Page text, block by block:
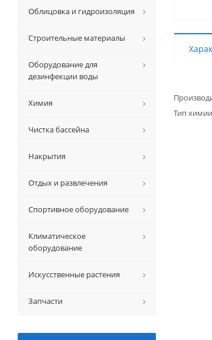
Тип химии
Облицовка и гидроизоляция
Строительные материалы
Оборудование для
дезинфекции воды
Химия
Чистка бассейна
Накрытия
Отдых и развлечения
Спортивное оборудование
Климатическое
оборудование
Искусственные растения
Запчасти